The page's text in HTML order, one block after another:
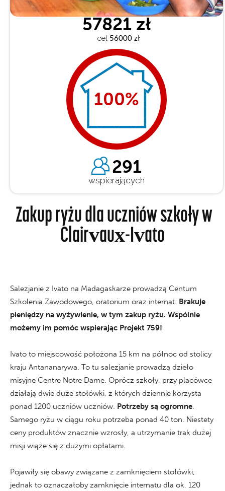
57821 zł
cel 56000 zł
100%
291
wspierających
Zakup ryżu dla uczniów szkoły w
Clairvaux-Ivato
Salezjanie z Ivato na Madagaskarze prowadzą Centum
Szkolenia Zawodowego, oratorium oraz internat. Brakuje
pieniędzy na wyżywienie, w tym zakup ryżu. Wspólnie
możemy im pomóc wspierając Projekt 759!
Ivato to miejscowość położona 15 km na północ od stolicy
kraju Antananarywa. To tu salezjanie prowadzą dzieło
misyjne Centre Notre Dame. Oprócz szkoły, przy placówce
działają dwie duże stołówki, z których dziennie korzysta
ponad 1200 uczniów uczniów. Potrzeby są ogromne.
Samego ryżu w ciągu roku potrzeba ponad 40 ton. Niestety
ceny produktów znacznie wzrosły, a utrzymanie trak dużej
misji wiąże się z dużymi opłatami.
Pojawiły się obawy związane z zamknięciem stołówki,
jednak to oznaczałoby zamknięcie internatu dla ok. 120